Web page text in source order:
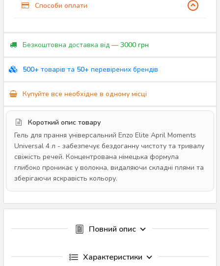
Способи оплати
Безкоштовна доставка від — 3000 грн
500+ товарів та 50+ перевірених брендів
Купуйте все необхідне в одному місці
Короткий опис товару
Гель для прання універсальний Enzo Elite April Moments
Universal 4 л - забезпечує бездоганну чистоту та тривалу
свіжість речей. Концентрована німецька формула
глибоко проникає у волокна, видаляючи складні плями та
зберігаючи яскравість кольору.
Повний опис
Характеристики